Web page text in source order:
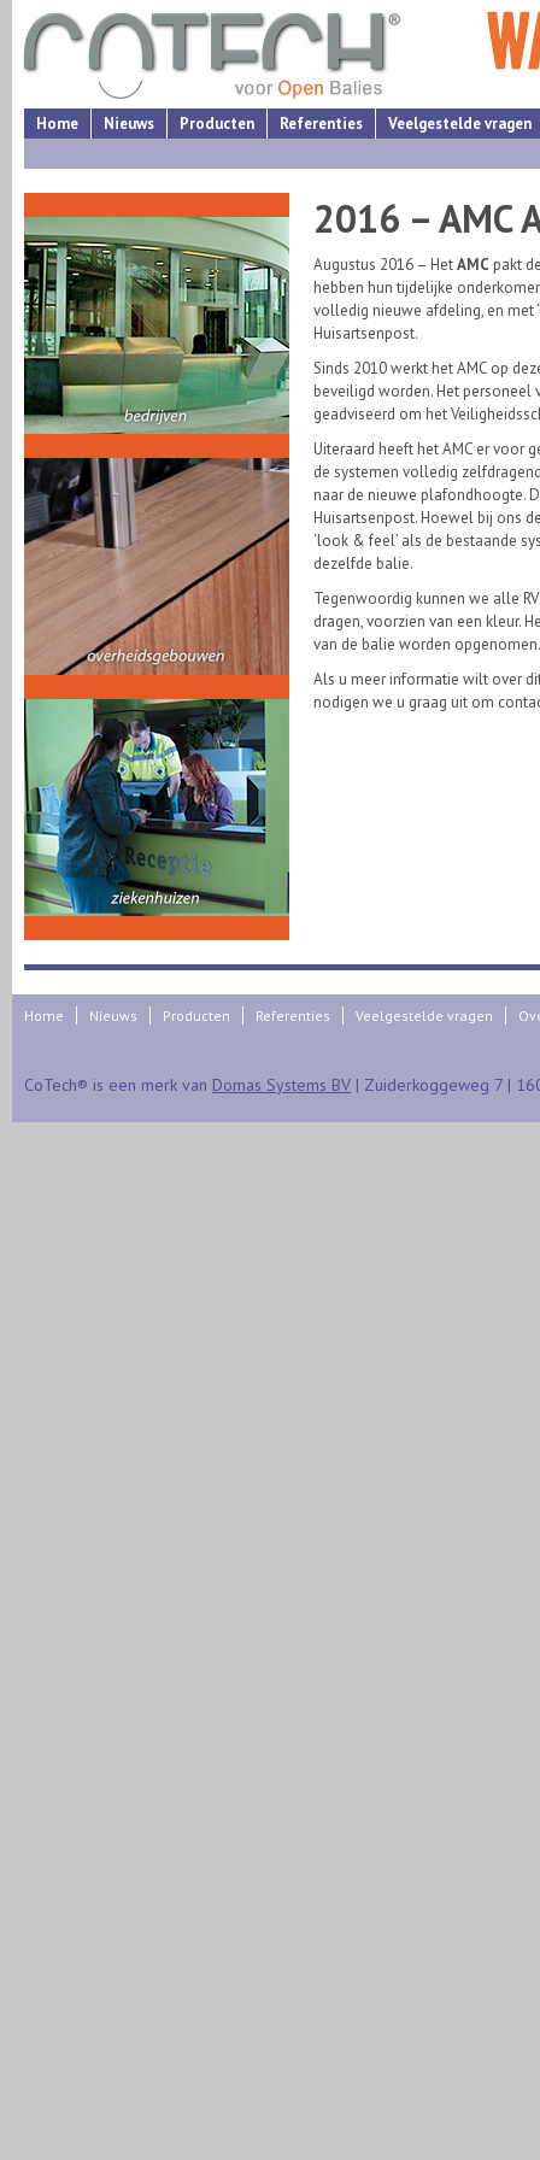
Home Nieuws Producten Referenties Veelgestelde vragen
2016 – AMC
Augustus 2016 – HetAMC pakt
hebben hun tijdelijke
volledig nieuwe afdeling, en met
Huisartsenpost.
Sinds 2010 werkt het AMC op
beveiligd worden. Het
geadviseerd om het
Uiteraard heeft het AMC er voor
de systemen volledig
naar de nieuwe plafondhoogte.
Huisartsenpost. Hoewel bij ons
‘look & feel’ als de bestaande
dezelfde balie.
Tegenwoordig kunnen we alle
dragen, voorzien van een kleur.
van de balie worden opgenomen.
Als u meer informatie wilt over
nodigen we u graag uit om
Home Nieuws Producten Referenties Veelgestelde vragen
CoTech® is een merk van Domas Systems BV | Zuiderkoggeweg 7 |